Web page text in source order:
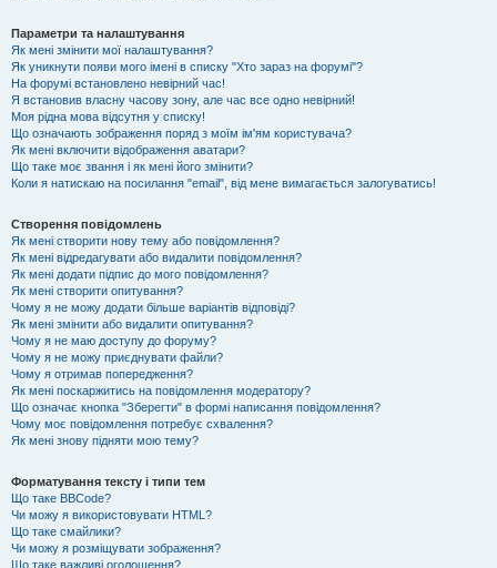
Параметри та налаштування
Як мені змінити мої налаштування?
Як уникнути появи мого імені в списку "Хто зараз на форумі"?
На форумі встановлено невірний час!
Я встановив власну часову зону, але час все одно невірний!
Моя рідна мова відсутня у списку!
Що означають зображення поряд з моїм ім'ям користувача?
Як мені включити відображення аватари?
Що таке моє звання і як мені його змінити?
Коли я натискаю на посилання "email", від мене вимагається залогуватись!
Створення повідомлень
Як мені створити нову тему або повідомлення?
Як мені відредагувати або видалити повідомлення?
Як мені додати підпис до мого повідомлення?
Як мені створити опитування?
Чому я не можу додати більше варіантів відповіді?
Як мені змінити або видалити опитування?
Чому я не маю доступу до форуму?
Чому я не можу приєднувати файли?
Чому я отримав попередження?
Як мені поскаржитись на повідомлення модератору?
Що означає кнопка "Зберегти" в формі написання повідомлення?
Чому моє повідомлення потребує схвалення?
Як мені знову підняти мою тему?
Форматування тексту і типи тем
Що таке BBCode?
Чи можу я використовувати HTML?
Що таке смайлики?
Чи можу я розміщувати зображення?
Що таке важливі оголошення?